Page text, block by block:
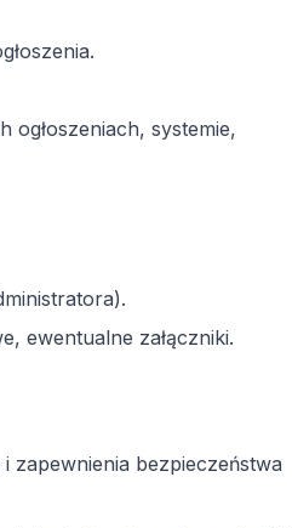
ogłoszeniach, systemie,
ewentualne załączniki.
zapewnienia bezpieczeństwa